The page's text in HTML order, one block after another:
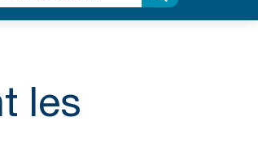
les